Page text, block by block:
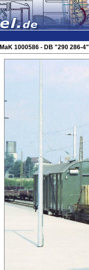
MaK 1000586 - DB "290 286-4"